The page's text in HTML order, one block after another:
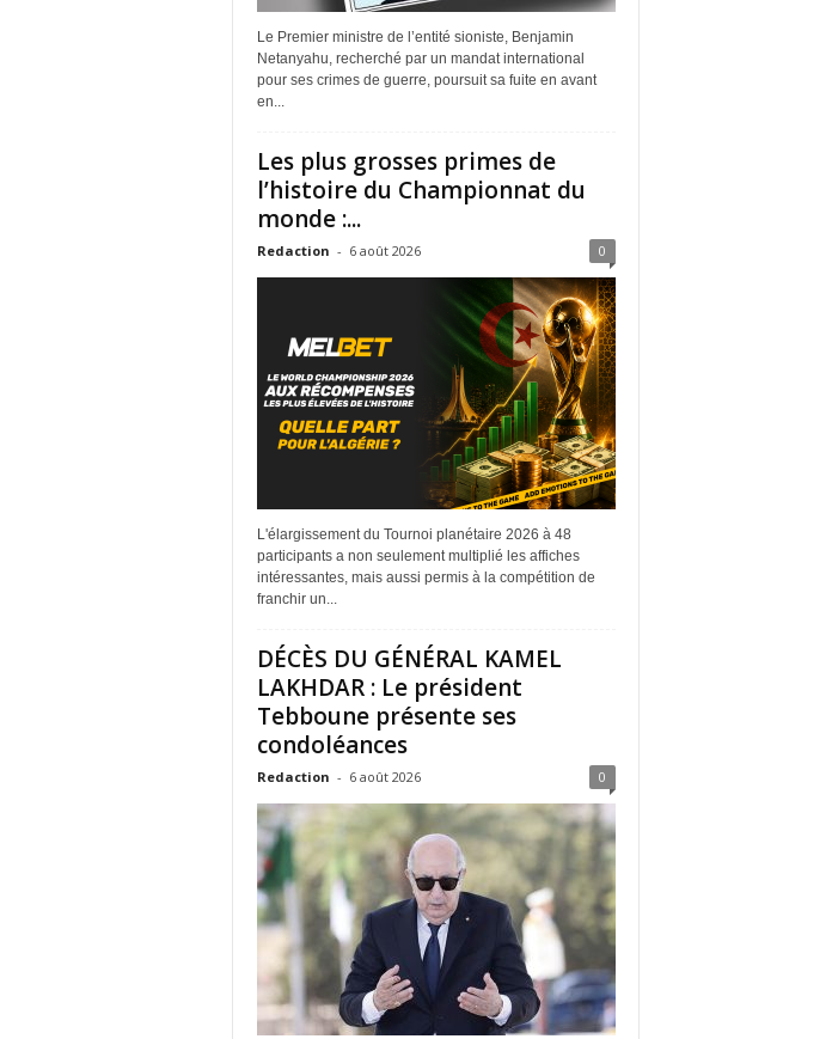
Le Premier ministre de l’entité sioniste, Benjamin
Netanyahu, recherché par un mandat international
pour ses crimes de guerre, poursuit sa fuite en avant
en...
Les plus grosses primes de
l’histoire du Championnat du
monde :...
Redaction - 6 août 2026 0
L'élargissement du Tournoi planétaire 2026 à 48
participants a non seulement multiplié les affiches
intéressantes, mais aussi permis à la compétition de
franchir un...
DÉCÈS DU GÉNÉRAL KAMEL
LAKHDAR : Le président
Tebboune présente ses
condoléances
Redaction - 6 août 2026 0